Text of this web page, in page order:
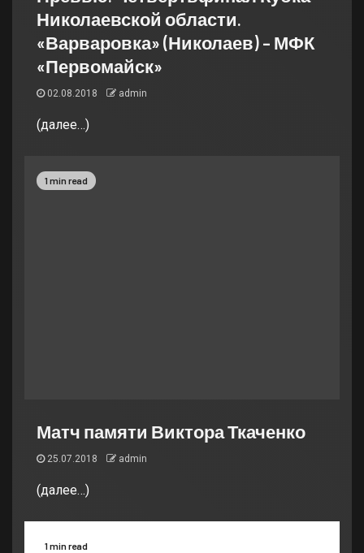
Николаевской области.
«Варваровка» (Николаев) – МФК
«Первомайск»
02.08.2018 admin
(далее…)
1 min read
Матч памяти Виктора Ткаченко
25.07.2018 admin
(далее…)
1 min read